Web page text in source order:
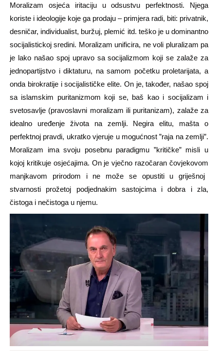
Moralizam osjeća iritaciju u odsustvu perfektnosti. Njega
koriste i ideologije koje ga prodaju – primjera radi, biti: privatnik,
desničar, individualist, buržuj, plemić itd. teško je u dominantno
socijalistickoj sredini. Moralizam unificira, ne voli pluralizam pa
je lako našao spoj upravo sa socijalizmom koji se zalaže za
jednopartijstvo i diktaturu, na samom početku proletarijata, a
onda birokratije i socijalističke elite. On je, također, našao spoj
sa islamskim puritanizmom koji se, baš kao i socijalizam i
svetosavlje (pravoslavni moralizam ili puritanizam), zalaže za
idealno uređenje života na zemlji. Negira elitu, mašta o
perfektnoj pravdi, ukratko vjeruje u mogućnost”raja na zemlji”.
Moralizam ima svoju posebnu paradigmu ”kritičke” misli u
kojoj kritikuje osjećajima. On je vječno razočaran čovjekovom
manjkavom prirodom i ne može se opustiti ugriješnoj
stvarnosti prožetoj podjednakim sastojcima i dobra i zla,
čistoga i nečistoga u njemu.